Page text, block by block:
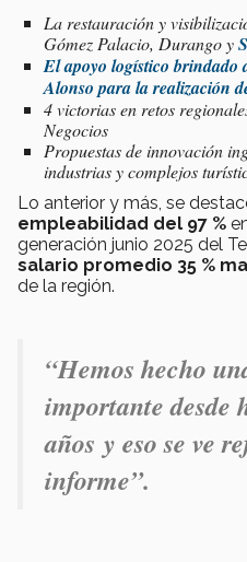
La restauración y
Gómez Palacio, Durango y
El apoyo logístico brindado
Alonso para la realización
4 victorias en retos
Negocios
Propuestas de innovación
industrias y complejos
Lo anterior y más, se
empleabilidad del 97 %
generación junio 2025 del
salario promedio 35 %
de la región.
“Hemos hecho
importante desde
años y eso se ve
informe”.